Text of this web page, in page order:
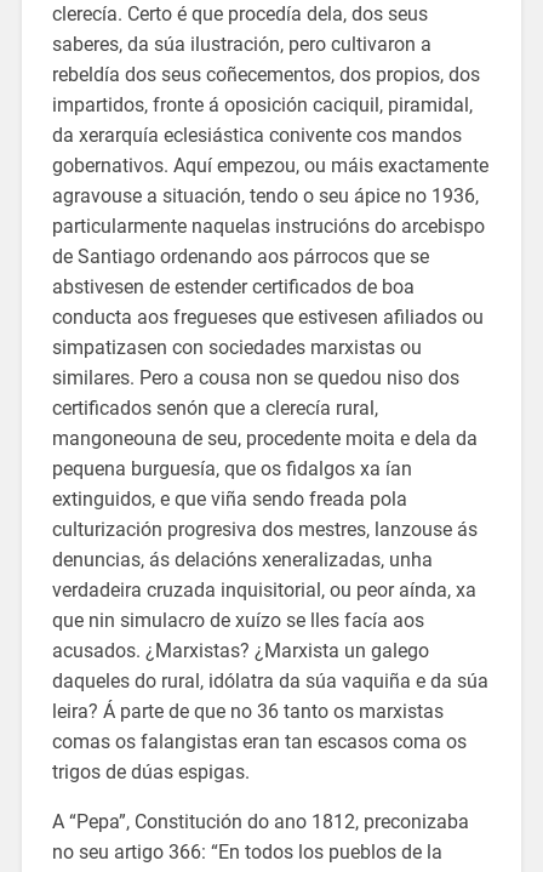
clerecía. Certo é que procedía dela, dos seus
saberes, da súa ilustración, pero cultivaron a
rebeldía dos seus coñecementos, dos propios, dos
impartidos, fronte á oposición caciquil, piramidal,
da xerarquía eclesiástica conivente cos mandos
gobernativos. Aquí empezou, ou máis exactamente
agravouse a situación, tendo o seu ápice no 1936,
particularmente naquelas instrucións do arcebispo
de Santiago ordenando aos párrocos que se
abstivesen de estender certificados de boa
conducta aos fregueses que estivesen afiliados ou
simpatizasen con sociedades marxistas ou
similares. Pero a cousa non se quedou niso dos
certificados senón que a clerecía rural,
mangoneouna de seu, procedente moita e dela da
pequena burguesía, que os fidalgos xa ían
extinguidos, e que viña sendo freada pola
culturización progresiva dos mestres, lanzouse ás
denuncias, ás delacións xeneralizadas, unha
verdadeira cruzada inquisitorial, ou peor aínda, xa
que nin simulacro de xuízo se lles facía aos
acusados. ¿Marxistas? ¿Marxista un galego
daqueles do rural, idólatra da súa vaquiña e da súa
leira? Á parte de que no 36 tanto os marxistas
comas os falangistas eran tan escasos coma os
trigos de dúas espigas.
A “Pepa”, Constitución do ano 1812, preconizaba
no seu artigo 366: “En todos los pueblos de la